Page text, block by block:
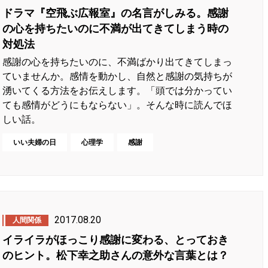
ドラマ『空飛ぶ広報室』の名言がしみる。感謝
の心を持ちたいのに不満が出てきてしまう時の
対処法
感謝の心を持ちたいのに、不満ばかり出てきてしまっ
ていませんか。感情を動かし、自然と感謝の気持ちが
湧いてくる方法をお伝えします。「頭では分かってい
ても感情がどうにもならない」。そんな時に読んでほ
しい話。
いい夫婦の日 心理学 感謝
人間関係 2017.08.20
イライラがほっこり感謝に変わる、とっておき
のヒント。松下幸之助さんの意外な言葉とは？